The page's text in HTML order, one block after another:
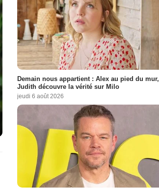
Demain nous appartient : Alex au pied du mur,
Judith découvre la vérité sur Milo
jeudi 6 août 2026